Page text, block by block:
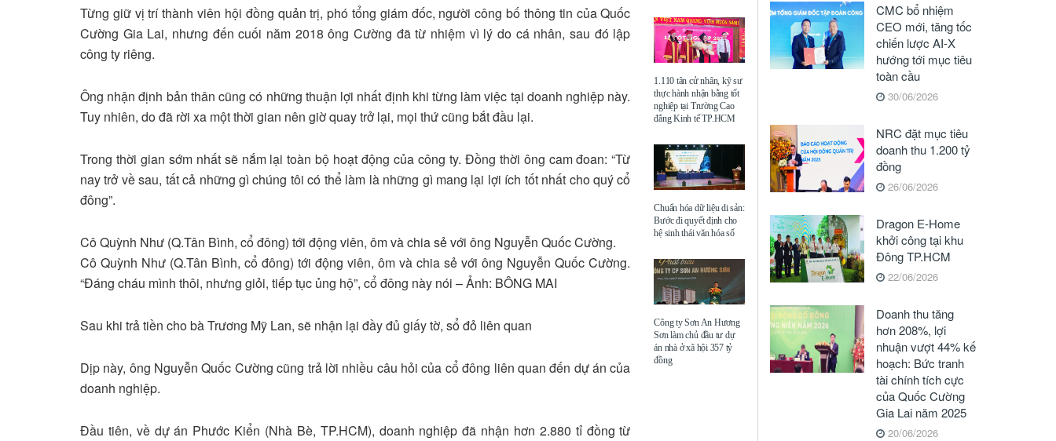
Từng giữ vị trí thành viên hội đồng quản trị, phó tổng giám đốc, người công bố thông tin của Quốc
Cường Gia Lai, nhưng đến cuối năm 2018 ông Cường đã từ nhiệm vì lý do cá nhân, sau đó lập
công ty riêng.
Ông nhận định bản thân cũng có những thuận lợi nhất định khi từng làm việc tại doanh nghiệp này.
Tuy nhiên, do đã rời xa một thời gian nên giờ quay trở lại, mọi thứ cũng bắt đầu lại.
Trong thời gian sớm nhất sẽ nắm lại toàn bộ hoạt động của công ty. Đồng thời ông cam đoan: “Từ
nay trở về sau, tất cả những gì chúng tôi có thể làm là những gì mang lại lợi ích tốt nhất cho quý cổ
đông”.
Cô Quỳnh Như (Q.Tân Bình, cổ đông) tới động viên, ôm và chia sẻ với ông Nguyễn Quốc Cường.
Cô Quỳnh Như (Q.Tân Bình, cổ đông) tới động viên, ôm và chia sẻ với ông Nguyễn Quốc Cường.
“Đáng cháu mình thôi, nhưng giỏi, tiếp tục ủng hộ”, cổ đông này nói – Ảnh: BÔNG MAI
Sau khi trả tiền cho bà Trương Mỹ Lan, sẽ nhận lại đầy đủ giấy tờ, sổ đỏ liên quan
Dịp này, ông Nguyễn Quốc Cường cũng trả lời nhiều câu hỏi của cổ đông liên quan đến dự án của
doanh nghiệp.
Đầu tiên, về dự án Phước Kiển (Nhà Bè, TP.HCM), doanh nghiệp đã nhận hơn 2.880 tỉ đồng từ
1.110 tân cử nhân, kỹ sư
thực hành nhận bằng tốt
nghiệp tại Trường Cao
đẳng Kinh tế TP.HCM
Chuẩn hóa dữ liệu di sản:
Bước đi quyết định cho
hệ sinh thái văn hóa số
Công ty Sơn An Hương
Sơn làm chủ đầu tư dự
án nhà ở xã hội 357 tỷ
đồng
CMC bổ nhiệm
CEO mới, tăng tốc
chiến lược AI-X
hướng tới mục tiêu
toàn cầu
30/06/2026
NRC đặt mục tiêu
doanh thu 1.200 tỷ
đồng
26/06/2026
Dragon E-Home
khởi công tại khu
Đông TP.HCM
22/06/2026
Doanh thu tăng
hơn 208%, lợi
nhuận vượt 44% kế
hoạch: Bức tranh
tài chính tích cực
của Quốc Cường
Gia Lai năm 2025
20/06/2026